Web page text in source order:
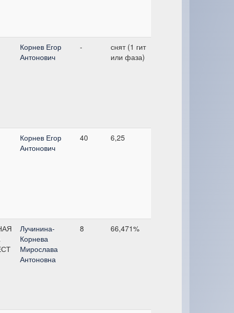
Корнев Егор
Антонович
-
снят (1 гит
или фаза)
Корнев Егор
Антонович
40 6,25
Лучинина-
Корнева
Мирослава
Антоновна
8 66,471%